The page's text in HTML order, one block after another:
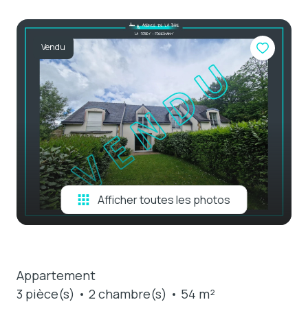
e-mail
estimation
contact
Vendu
Afficher toutes les photos
Appartement
3 pièce(s)
2 chambre(s)
54 m²